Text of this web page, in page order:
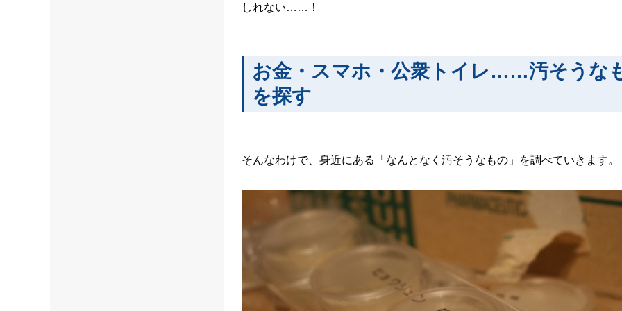
しれない……！
お金・スマホ・公衆トイレ……汚そうな
を探す
そんなわけで、身近にある「なんとなく汚そうなもの」を調べていきます。